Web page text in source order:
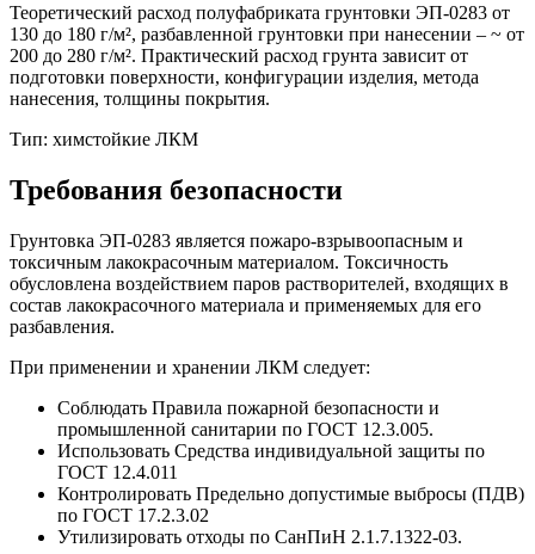
Теоретический расход полуфабриката грунтовки ЭП-0283 от
130 до 180 г/м², разбавленной грунтовки при нанесении – ~ от
200 до 280 г/м². Практический расход грунта зависит от
подготовки поверхности, конфигурации изделия, метода
нанесения, толщины покрытия.
Тип: химстойкие ЛКМ
Требования безопасности
Грунтовка ЭП-0283 является пожаро-взрывоопасным и
токсичным лакокрасочным материалом. Токсичность
обусловлена воздействием паров растворителей, входящих в
состав лакокрасочного материала и применяемых для его
разбавления.
При применении и хранении ЛКМ следует:
Соблюдать Правила пожарной безопасности и
промышленной санитарии по ГОСТ 12.3.005.
Использовать Средства индивидуальной защиты по
ГОСТ 12.4.011
Контролировать Предельно допустимые выбросы (ПДВ)
по ГОСТ 17.2.3.02
Утилизировать отходы по СанПиН 2.1.7.1322-03.